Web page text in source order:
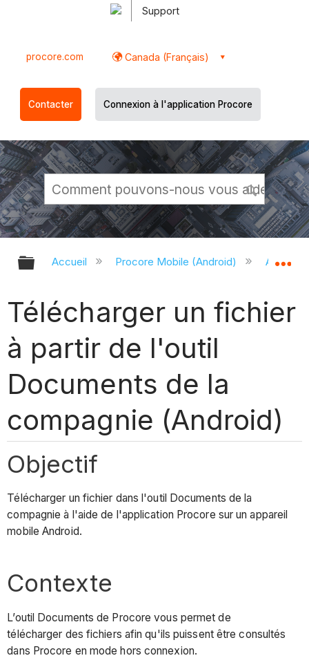
Support
procore.com Canada (Français)
Contacter Connexion à l'application Procore
Développer/réduire la hiérarchie
Accueil Procore Mobile (Android)
Télécharger un fichier
à partir de l'outil
Documents de la
compagnie (Android)
Objectif
Télécharger un fichier dans l'outil Documents de la
compagnie à l'aide de l'application Procore sur un appareil
mobile Android.
Contexte
L’outil Documents de Procore vous permet de
télécharger des fichiers afin qu'ils puissent être consultés
dans Procore en mode hors connexion.